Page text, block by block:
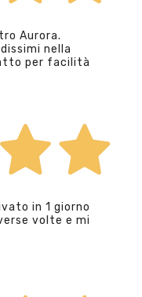
Aurora.
nella
per facilità
in 1 giorno
volte e mi